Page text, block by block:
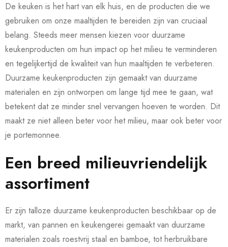
De keuken is het hart van elk huis, en de producten die we
gebruiken om onze maaltijden te bereiden zijn van cruciaal
belang. Steeds meer mensen kiezen voor duurzame
keukenproducten om hun impact op het milieu te verminderen
en tegelijkertijd de kwaliteit van hun maaltijden te verbeteren.
Duurzame keukenproducten zijn gemaakt van duurzame
materialen en zijn ontworpen om lange tijd mee te gaan, wat
betekent dat ze minder snel vervangen hoeven te worden. Dit
maakt ze niet alleen beter voor het milieu, maar ook beter voor
je portemonnee.
Een breed milieuvriendelijk
assortiment
Er zijn talloze duurzame keukenproducten beschikbaar op de
markt, van pannen en keukengerei gemaakt van duurzame
materialen zoals roestvrij staal en bamboe, tot herbruikbare